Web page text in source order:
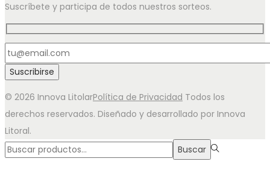
Suscríbete y participa de todos nuestros sorteos.
© 2026 Innova LitolarPolítica de Privacidad Todos los
derechos reservados. Diseñado y desarrollado por Innova
Litoral.
Búsqueda
Buscar